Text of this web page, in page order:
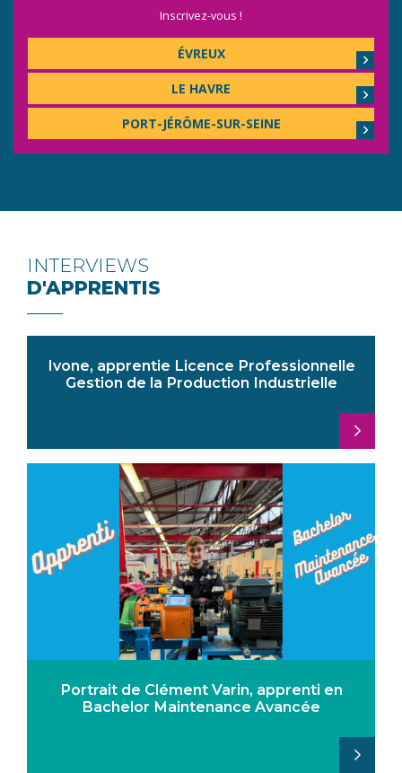
Inscrivez-vous !
ÉVREUX
LE HAVRE
PORT-JÉRÔME-SUR-SEINE
INTERVIEWS
D'APPRENTIS
Ivone, apprentie Licence Professionnelle
Gestion de la Production Industrielle
Portrait de Clément Varin, apprenti en
Bachelor Maintenance Avancée